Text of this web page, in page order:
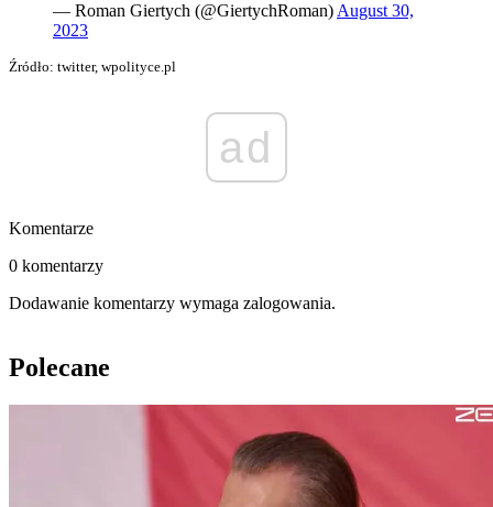
— Roman Giertych (@GiertychRoman)August 30,
2023
Źródło: twitter, wpolityce.pl
ad
Komentarze
0 komentarzy
Dodawanie komentarzy wymaga zalogowania.
Polecane